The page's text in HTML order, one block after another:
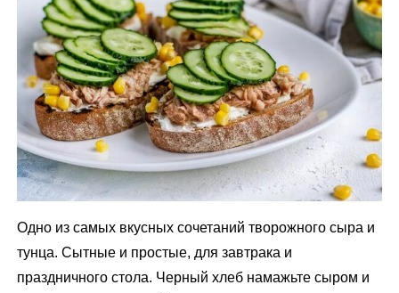
Одно из самых вкусных сочетаний творожного сыра и
тунца. Сытные и простые, для завтрака и
праздничного стола. Черный хлеб намажьте сыром и